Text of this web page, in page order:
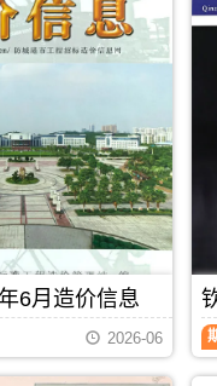
6月造价信息
2026-06
钦
州